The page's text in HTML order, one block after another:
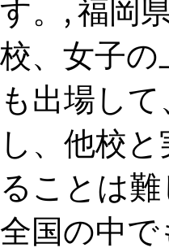
す。, 福岡
校、女子
も出場し
し、他校
ることは
全国の中